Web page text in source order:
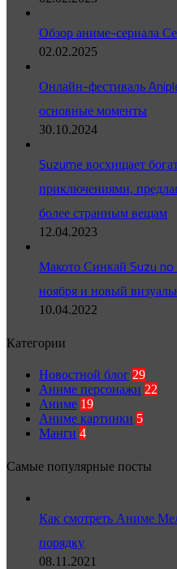
Обзор аниме-сериала
02.02.2025
Онлайн-фестиваль
основные моменты
30.10.2024
Suzume восхищает
приключениями,
более странным вещам
12.04.2023
Макото Синкай Suzu
ноября и новый
10.04.2022
Категории
Новостной блог 29
Аниме персонажи 22
Аниме 19
Аниме картинки 5
Манги 4
Самые популярные посты
Как смотреть Аниме
порядку
08.11.2021